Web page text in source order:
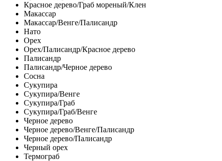
Красное дерево/Граб мореный/Клен
Макассар
Макассар/Венге/Палисандр
Нато
Орех
Орех/Палисандр/Красное дерево
Палисандр
Палисандр/Черное дерево
Сосна
Сукупира
Сукупира/Венге
Сукупира/Граб
Сукупира/Граб/Венге
Черное дерево
Черное дерево/Венге/Палисандр
Черное дерево/Палисандр
Черный орех
Термограб